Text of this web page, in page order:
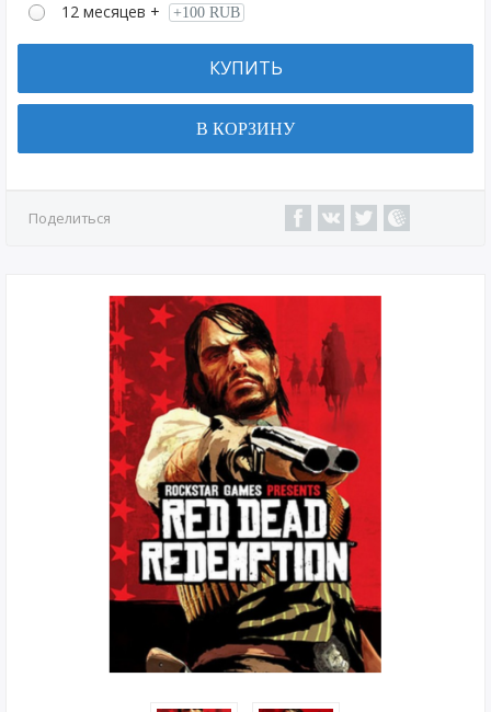
12 месяцев +
+100 RUB
КУПИТЬ
В КОРЗИНУ
Поделиться